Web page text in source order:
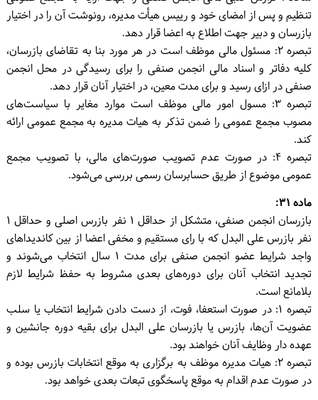
تنظیم و پس از امضای خود و رییس هیأت مدیره، رونوشت آن را در اختیار
بازرسان و دبیر جهت اطلاع به اعضا قرار دهد.
تبصره ۲: مسئول مالی موظف است در هر مورد بنا به تقاضای بازرسان،
کلیه دفاتر و اسناد مالی انجمن صنفی را برای رسیدگی در محل انجمن
صنفی در ازای رسید و برای مدت معین، در اختیار آنان قرار دهد.
تبصره ۳: مسول امور مالی موظف است موارد مغایر با سیاست‌های
مصوب مجمع عمومی را ضمن تذکر به هیات مدیره به مجمع عمومی ارائه
کند.
تبصره ۴: در صورت عدم تصویب صورت‌های مالی، با تصویب مجمع
عمومی موضوع از طریق حسابرسان رسمی بررسی می‌شود.
ماده ۳۱:
بازرسان انجمن صنفی، متشکل از حداقل ۱ نفر بازرس اصلی و حداقل ۱
نفر بازرس علی البدل که با رای مستقیم و مخفی اعضا از بین کاندیداهای
واجد شرایط عضو انجمن صنفی برای مدت ۱ سال انتخاب می‌شوند و
تجدید انتخاب آنان برای دوره‌های بعدی مشروط به حفظ شرایط لازم
بلامانع است.
تبصره ۱: در صورت استعفا، فوت، از دست دادن شرایط انتخاب یا سلب
عضویت آن‌ها، بازرس یا بازرسان علی البدل برای بقیه دوره جانشین و
عهده دار وظایف آنان خواهند بود.
تبصره ۲: هیات مدیره موظف به برگزاری به موقع انتخابات بازرس بوده و
در صورت عدم اقدام به موقع پاسخگوی تبعات بعدی خواهد بود.